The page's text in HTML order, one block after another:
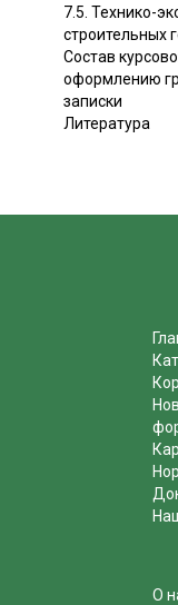
7.5. Технико-
строительных
Состав
оформлению
записки
Литература
О